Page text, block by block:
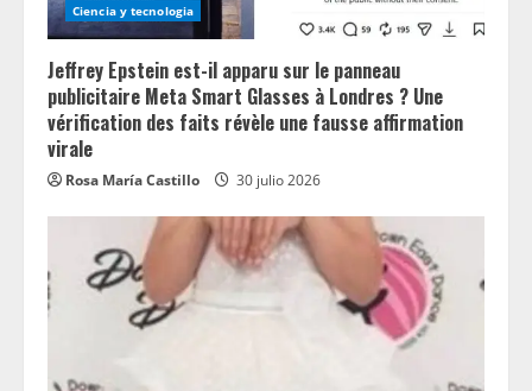
Ciencia y tecnologia
Jeffrey Epstein est-il apparu sur le panneau
publicitaire Meta Smart Glasses à Londres ? Une
vérification des faits révèle une fausse affirmation
virale
Rosa María Castillo 30 julio 2026